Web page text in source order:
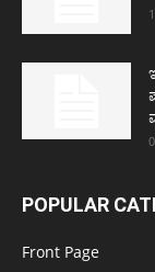
POPULAR
Front Page